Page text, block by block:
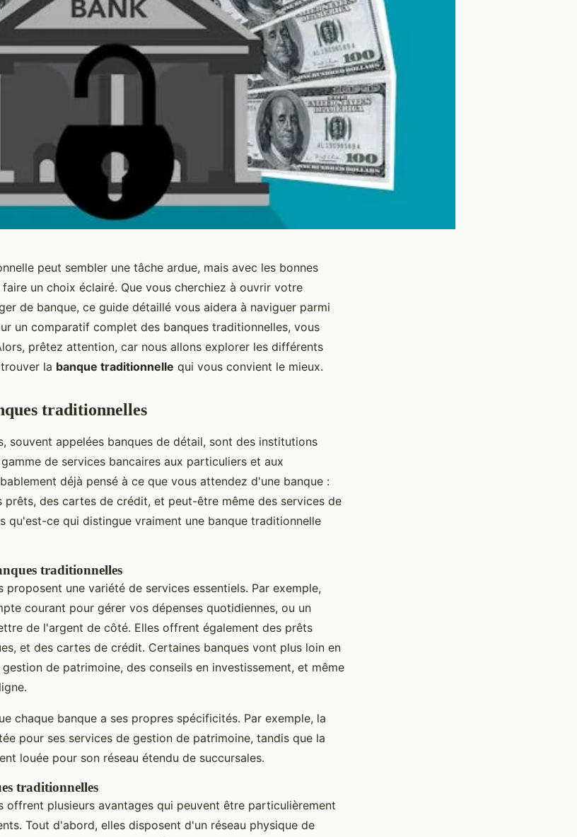
peut sembler une tâche ardue, mais avec les bonnes
un choix éclairé. Que vous cherchiez à ouvrir votre
de banque, ce guide détaillé vous aidera à naviguer parmi
un comparatif complet des banques traditionnelles, vous
prêtez attention, car nous allons explorer les différents
la banque traditionnelle qui vous convient le mieux.
traditionnelles
souvent appelées banques de détail, sont des institutions
de services bancaires aux particuliers et aux
déjà pensé à ce que vous attendez d'une banque :
prêts, des cartes de crédit, et peut-être même des services de
qu'est-ce qui distingue vraiment une banque traditionnelle
traditionnelles
proposent une variété de services essentiels. Par exemple,
courant pour gérer vos dépenses quotidiennes, ou un
de l'argent de côté. Elles offrent également des prêts
et des cartes de crédit. Certaines banques vont plus loin en
de patrimoine, des conseils en investissement, et même
chaque banque a ses propres spécificités. Par exemple, la
pour ses services de gestion de patrimoine, tandis que la
louée pour son réseau étendu de succursales.
traditionnelles
offrent plusieurs avantages qui peuvent être particulièrement
Tout d'abord, elles disposent d'un réseau physique de